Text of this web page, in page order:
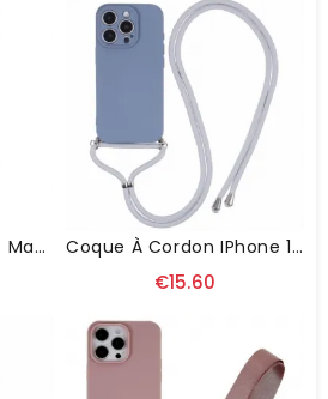
Housse IPhone 16 Pro Max Camouflage Coque À Cordon IPhone 16 Pro Max Silicone
€15.60